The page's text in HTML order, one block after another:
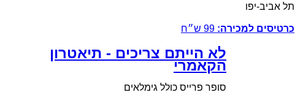
תל אביב-יפו
כרטיסים למכירה: 99 ש״ח
לא הייתם צריכים - תיאטרון
הקאמרי
סופר פרייס כולל גימלאים